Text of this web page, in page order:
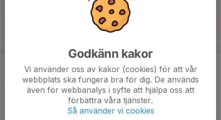
Godkänn kakor
Vi använder oss av kakor (cookies) för att vår
webbplats ska fungera bra för dig. De används
även för webbanalys i syfte att hjälpa oss att
förbättra våra tjänster.
Så använder vi cookies